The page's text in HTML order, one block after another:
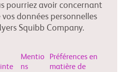
pourriez avoir concernant
données personnelles
Squibb Company.
Mentio
ns
Préférences en
matière de